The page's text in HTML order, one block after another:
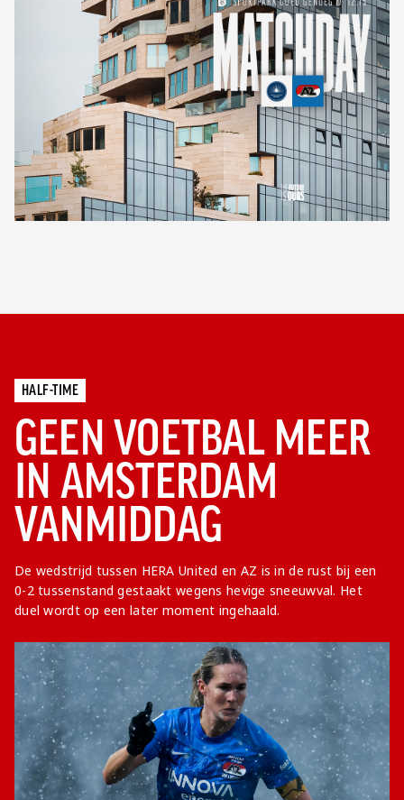
HALF-TIME
GEEN VOETBAL MEER
IN AMSTERDAM
VANMIDDAG
De wedstrijd tussen HERA United en AZ is in de rust bij een
0-2 tussenstand gestaakt wegens hevige sneeuwval. Het
duel wordt op een later moment ingehaald.